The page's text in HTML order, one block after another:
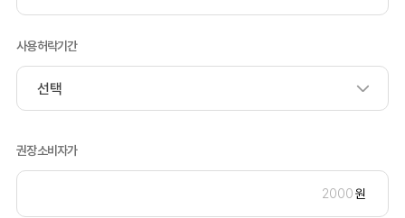
사용허락기간
권장소비자가
원